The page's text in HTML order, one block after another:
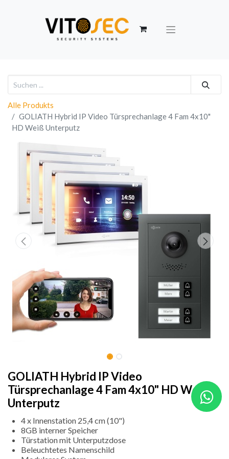
Alle Produkts
GOLIATH Hybrid IP Video Türsprechanlage 4 Fam 4x10"
HD Weiß Unterputz
GOLIATH Hybrid IP Video
Türsprechanlage 4 Fam 4x10" HD Weiß
Unterputz
4 x Innenstation 25,4 cm (10")
8GB interner Speicher
Türstation mit Unterputzdose
Beleuchtetes Namenschild